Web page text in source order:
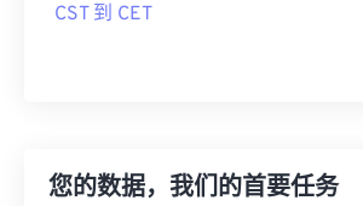
CST 到 CET
您的数据，我们的首要任务